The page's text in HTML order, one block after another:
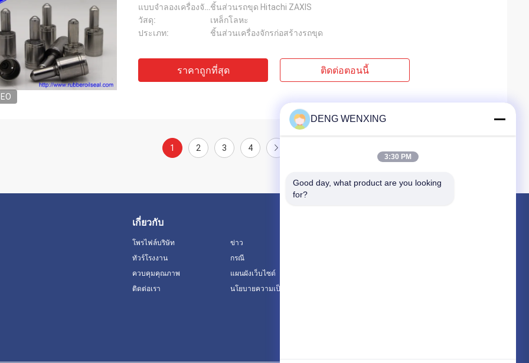
แบบจำลองเครื่องจักร:ชิ้นส่วนรถขุด Hitachi ZAXIS
วัสดุ:
เหล็กโลหะ
ประเภท:
ชิ้นส่วนเครื่องจักรก่อสร้างรถขุด
ราคาถูกที่สุด ติดต่อตอนนี้
1 2 3 4
เกี่ยวกับ
โพรไฟล์บริษัท
ทัวร์โรงงาน
ควบคุมคุณภาพ
ติดต่อเรา
ข่าว
กรณี
แผนผังเว็บไซต์
นโยบายความเป็นส่วนตัว
DENG WENXING
3:30 PM
Good day, what product are you looking
for?